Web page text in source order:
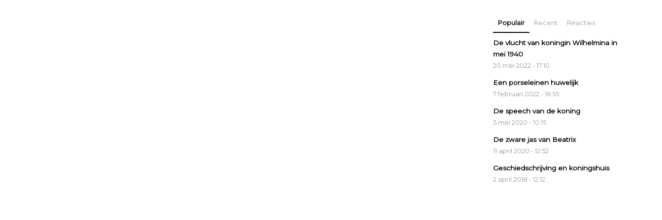
Populair Recent Reacties
De vlucht van koningin Wilhelmina in
mei 1940
20 mei 2022 - 17:10
Een porseleinen huwelijk
7 februari 2022 - 16:55
De speech van de koning
5 mei 2020 - 10:15
De zware jas van Beatrix
11 april 2020 - 12:52
Geschiedschrijving en koningshuis
2 april 2018 - 12:12